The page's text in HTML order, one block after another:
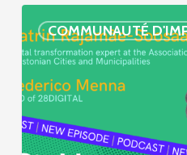
COMMUNAUTÉ
Simone »
épisode
:
villes
et